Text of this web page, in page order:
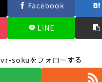
Facebook
LINE
vr-sokuをフォローする